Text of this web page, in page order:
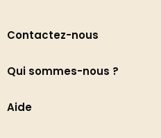
Contactez-nous
Qui sommes-nous ?
Aide